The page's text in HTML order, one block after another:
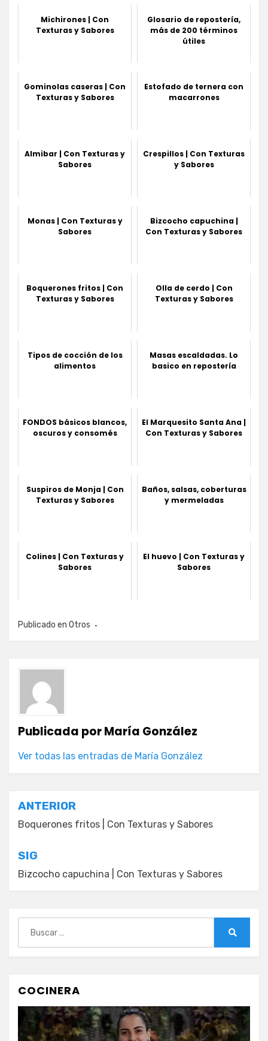
Michirones | Con
Texturas y Sabores
Glosario de repostería,
más de 200 términos
útiles
Gominolas caseras | Con
Texturas y Sabores
Estofado de ternera con
macarrones
Almibar | Con Texturas y
Sabores
Crespillos | Con Texturas
y Sabores
Monas | Con Texturas y
Sabores
Bizcocho capuchina |
Con Texturas y Sabores
Boquerones fritos | Con
Texturas y Sabores
Olla de cerdo | Con
Texturas y Sabores
Tipos de cocción de los
alimentos
Masas escaldadas. Lo
basico en repostería
FONDOS básicos blancos,
oscuros y consomés
El Marquesito Santa Ana |
Con Texturas y Sabores
Suspiros de Monja | Con
Texturas y Sabores
Baños, salsas, coberturas
y mermeladas
Colines | Con Texturas y
Sabores
El huevo | Con Texturas y
Sabores
Publicado en Otros
Publicada porMaría González
Ver todas las entradas de María González
Navegación
de
entradas
ANTERIOR
Boquerones fritos | Con Texturas y Sabores
SIG
Bizcocho capuchina | Con Texturas y Sabores
COCINERA